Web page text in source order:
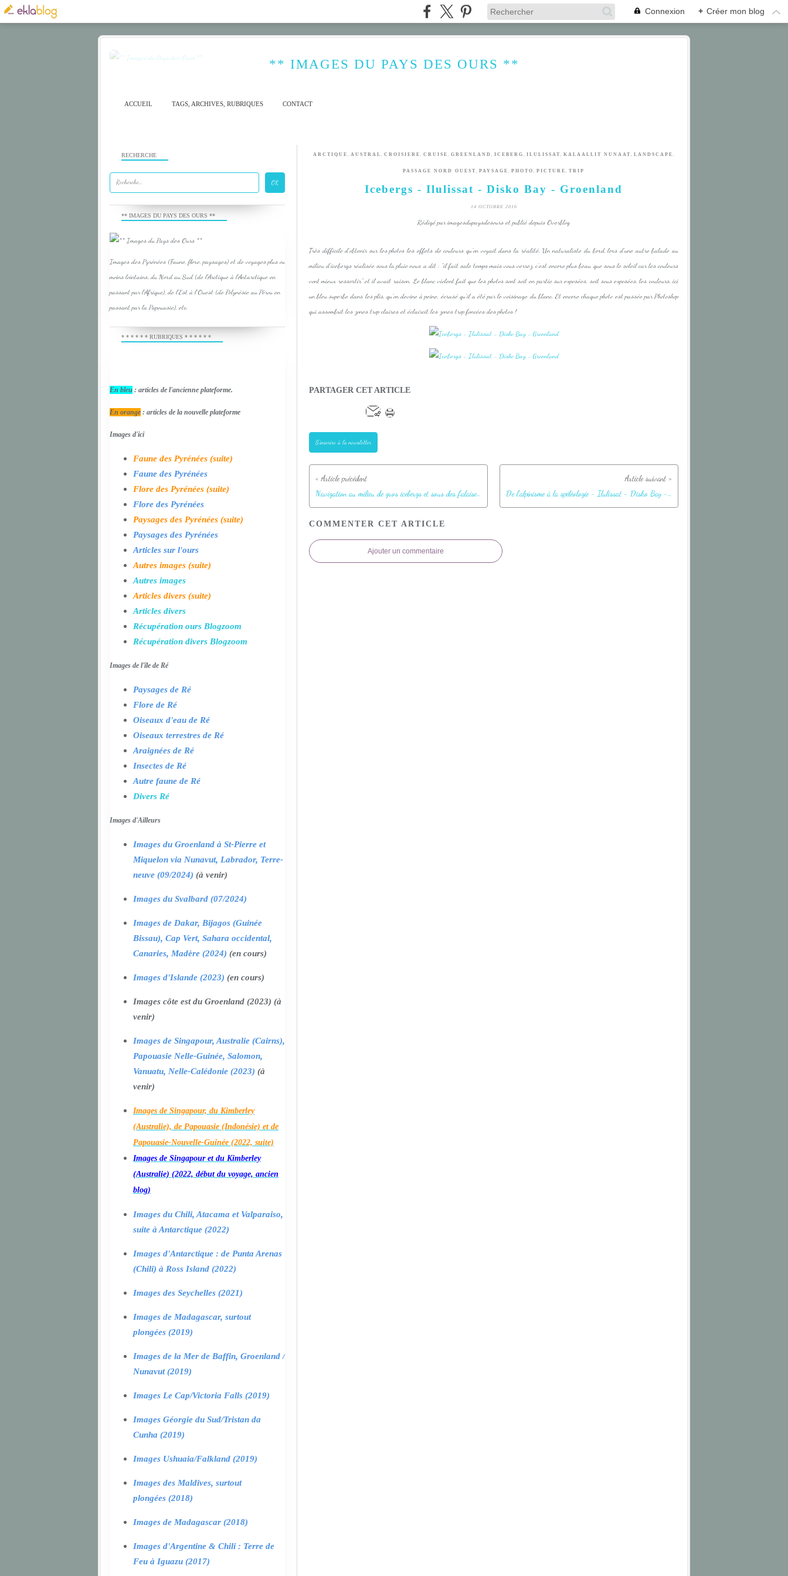
Connexion + Créer mon blog
** IMAGES DU PAYS DES OURS **
ACCUEIL TAGS, ARCHIVES, RUBRIQUES CONTACT
ARCTIQUE , AUSTRAL , CROISIERE , CRUISE , GREENLAND , ICEBERG , ILULISSAT, KALAALLIT NUNAAT, LANDSCAPE ,
PASSAGE NORD OUEST, PAYSAGE , PHOTO , PICTURE , TRIP
Icebergs - Ilulissat - Disko Bay - Groenland
14 OCTOBRE 2016
Rédigé par imagesdupaysdesours et publié depuis Overblog
Très difficile d'obtenir sur les photos les effets de couleurs qu'on voyait dans la réalité. Un naturaliste du bord, lors d'une autre balade au
milieu d'icebergs réalisée sous la pluie nous a dit : "il fait sale temps mais vous verrez, c'est encore plus beau que sous le soleil car les couleurs
vont mieux ressortir" et il avait raison. Le blanc violent fait que les photos sont soit en partie sur exposées, soit sous exposées, les couleurs, ici
un bleu superbe dans les plis, qu'on devine à peine, écrasé qu'il a été par le voisinage du blanc. Et encore chaque photo est passée par Photoshop
qui assombrit les zones trop claires et éclaircit les zones trop foncées des photos !
PARTAGER CET ARTICLE
S'inscrire à la newsletter
Navigation au milieu de gros icebergs et sous des falaises glacées impressionnantes - Ilulissat - Disko Bay - Groenland De l'alpinisme à la spéléologie - Ilulissat - Disko Bay - Groenland
COMMENTER CET ARTICLE
Ajouter un commentaire
RECHERCHE
** IMAGES DU PAYS DES OURS **
Images des Pyrénées (Faune, flore, paysages) et de voyages plus ou
moins lointains, du Nord au Sud (de l'Arctique à l'Antarctique en
passant par l'Afrique), de l'Est à l'Ouest (de Polynésie au Pérou en
passant par la Papouasie), etc.
* * * * * * RUBRIQUES * * * * * *
En bleu : articles de l'ancienne plateforme.
En orange : articles de la nouvelle plateforme
Images d'ici
Faune des Pyrénées (suite)
Faune des Pyrénées
Flore des Pyrénées (suite)
Flore des Pyrénées
Paysages des Pyrénées (suite)
Paysages des Pyrénées
Articles sur l'ours
Autres images (suite)
Autres images
Articles divers (suite)
Articles divers
Récupération ours Blogzoom
Récupération divers Blogzoom
Images de l'île de Ré
Paysages de Ré
Flore de Ré
Oiseaux d'eau de Ré
Oiseaux terrestres de Ré
Araignées de Ré
Insectes de Ré
Autre faune de Ré
Divers Ré
Images d'Ailleurs
Images du Groenland à St-Pierre et
Miquelon via Nunavut, Labrador, Terre-
neuve (09/2024) (à venir)
Images du Svalbard (07/2024)
Images de Dakar, Bijagos (Guinée
Bissau), Cap Vert, Sahara occidental,
Canaries, Madère (2024) (en cours)
Images d'Islande (2023) (en cours)
Images côte est du Groenland (2023) (à
venir)
Images de Singapour, Australie (Cairns),
Papouasie Nelle-Guinée, Salomon,
Vanuatu, Nelle-Calédonie (2023) (à
venir)
Images de Singapour, du Kimberley
(Australie), de Papouasie (Indonésie) et de
Papouasie-Nouvelle-Guinée (2022, suite)
Images de Singapour et du Kimberley
(Australie) (2022, début du voyage, ancien
blog)
Images du Chili, Atacama et Valparaiso,
suite à Antarctique (2022)
Images d'Antarctique : de Punta Arenas
(Chili) à Ross Island (2022)
Images des Seychelles (2021)
Images de Madagascar, surtout
plongées (2019)
Images de la Mer de Baffin, Groenland /
Nunavut (2019)
Images Le Cap/Victoria Falls (2019)
Images Géorgie du Sud/Tristan da
Cunha (2019)
Images Ushuaia/Falkland (2019)
Images des Maldives, surtout
plongées (2018)
Images de Madagascar (2018)
Images d'Argentine & Chili : Terre de
Feu à Iguazu (2017)